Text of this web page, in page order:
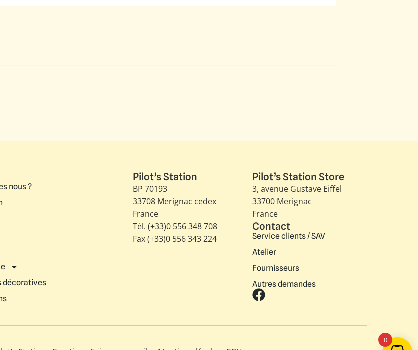
nous ?
décoratives
Pilot’s Station
BP 70193
33708 Merignac cedex
France
Tél. (+33)0 556 348 708
Fax (+33)0 556 343 224
Pilot’s Station Store
3, avenue Gustave Eiffel​
33700 Merignac
France
Contact
Service clients / SAV
Atelier
Fournisseurs
Autres demandes
0